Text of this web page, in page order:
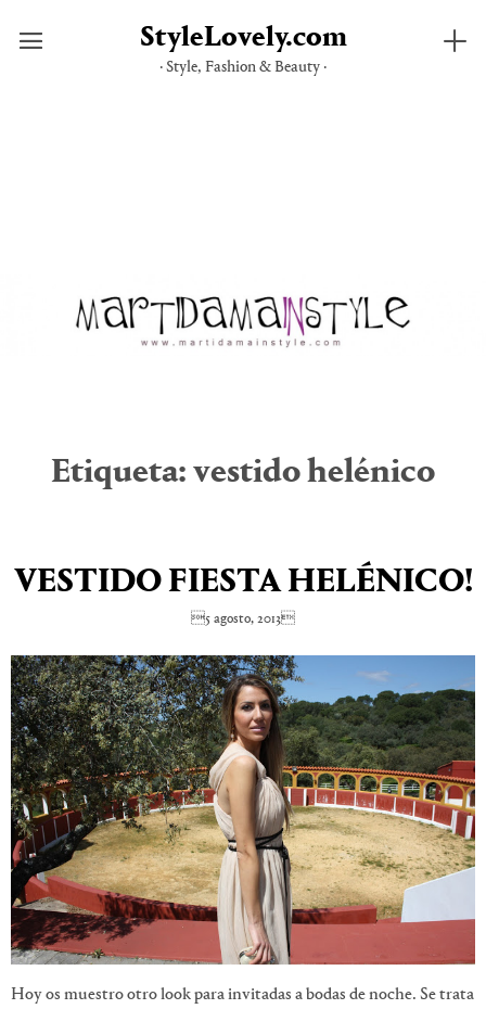
StyleLovely.com
· Style, Fashion & Beauty ·
Etiqueta: vestido helénico
VESTIDO FIESTA HELÉNICO!
5 agosto, 2013
Hoy os muestro otro look para invitadas a bodas de noche. Se trata